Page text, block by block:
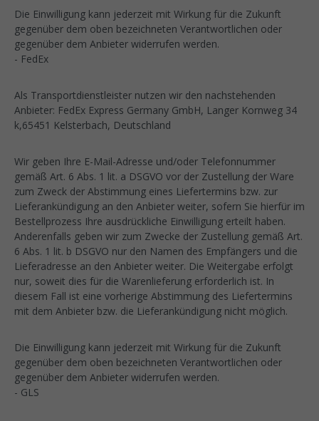
Die Einwilligung kann jederzeit mit Wirkung für die Zukunft
gegenüber dem oben bezeichneten Verantwortlichen oder
gegenüber dem Anbieter widerrufen werden.
- FedEx
Als Transportdienstleister nutzen wir den nachstehenden
Anbieter: FedEx Express Germany GmbH, Langer Kornweg 34
k,65451 Kelsterbach, Deutschland
Wir geben Ihre E-Mail-Adresse und/oder Telefonnummer
gemäß Art. 6 Abs. 1 lit. a DSGVO vor der Zustellung der Ware
zum Zweck der Abstimmung eines Liefertermins bzw. zur
Lieferankündigung an den Anbieter weiter, sofern Sie hierfür im
Bestellprozess Ihre ausdrückliche Einwilligung erteilt haben.
Anderenfalls geben wir zum Zwecke der Zustellung gemäß Art.
6 Abs. 1 lit. b DSGVO nur den Namen des Empfängers und die
Lieferadresse an den Anbieter weiter. Die Weitergabe erfolgt
nur, soweit dies für die Warenlieferung erforderlich ist. In
diesem Fall ist eine vorherige Abstimmung des Liefertermins
mit dem Anbieter bzw. die Lieferankündigung nicht möglich.
Die Einwilligung kann jederzeit mit Wirkung für die Zukunft
gegenüber dem oben bezeichneten Verantwortlichen oder
gegenüber dem Anbieter widerrufen werden.
- GLS